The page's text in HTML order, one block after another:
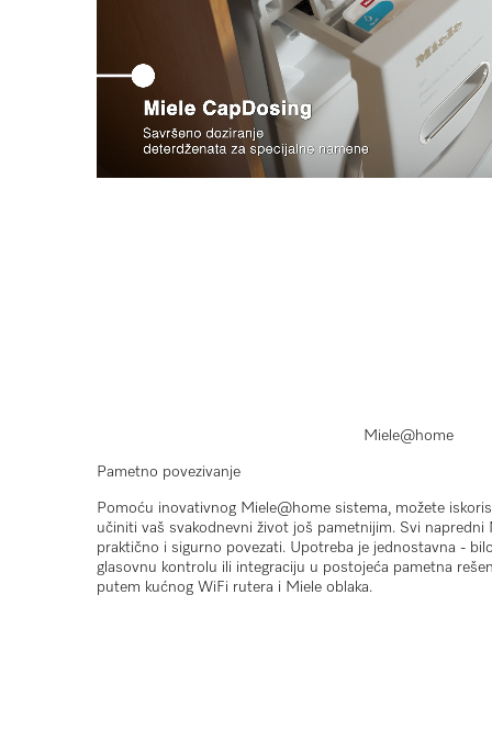
Miele@home
Pametno povezivanje
Pomoću inovativnog Miele@home sistema, možete
učiniti vaš svakodnevni život još pametnijim. Svi napredni
praktično i sigurno povezati. Upotreba je jednostavna -
glasovnu kontrolu ili integraciju u postojeća pametna
putem kućnog WiFi rutera i Miele oblaka.